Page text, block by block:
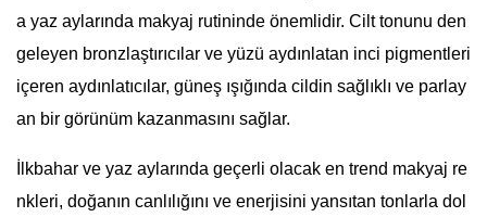
a yaz aylarında makyaj rutininde önemlidir. Cilt tonunu den
geleyen bronzlaştırıcılar ve yüzü aydınlatan inci pigmentleri
içeren aydınlatıcılar, güneş ışığında cildin sağlıklı ve parlay
an bir görünüm kazanmasını sağlar.
İlkbahar ve yaz aylarında geçerli olacak en trend makyaj re
nkleri, doğanın canlılığını ve enerjisini yansıtan tonlarla dol